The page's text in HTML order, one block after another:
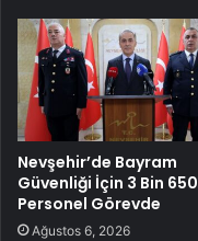
Nevşehir’de Bayram
Güvenliği İçin 3 Bin 650
Personel Görevde
Ağustos 6, 2026